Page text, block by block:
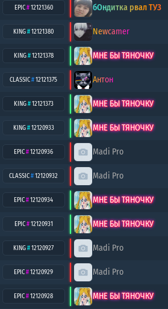
EPIC#12121360 бОндитка рвал ТУЗ
KING#12121380 Newcamer
KING#12121378 МНЕ БЫ ТЯНОЧКУ
CLASSIC#12121375 Антон
KING#12121373 МНЕ БЫ ТЯНОЧКУ
KING#12120933 МНЕ БЫ ТЯНОЧКУ
EPIC#12120936 Madi Pro
CLASSIC#12120932 Madi Pro
EPIC#12120934 МНЕ БЫ ТЯНОЧКУ
EPIC#12120931 МНЕ БЫ ТЯНОЧКУ
KING#12120927 Madi Pro
EPIC#12120929 Madi Pro
EPIC#12120928 МНЕ БЫ ТЯНОЧКУ